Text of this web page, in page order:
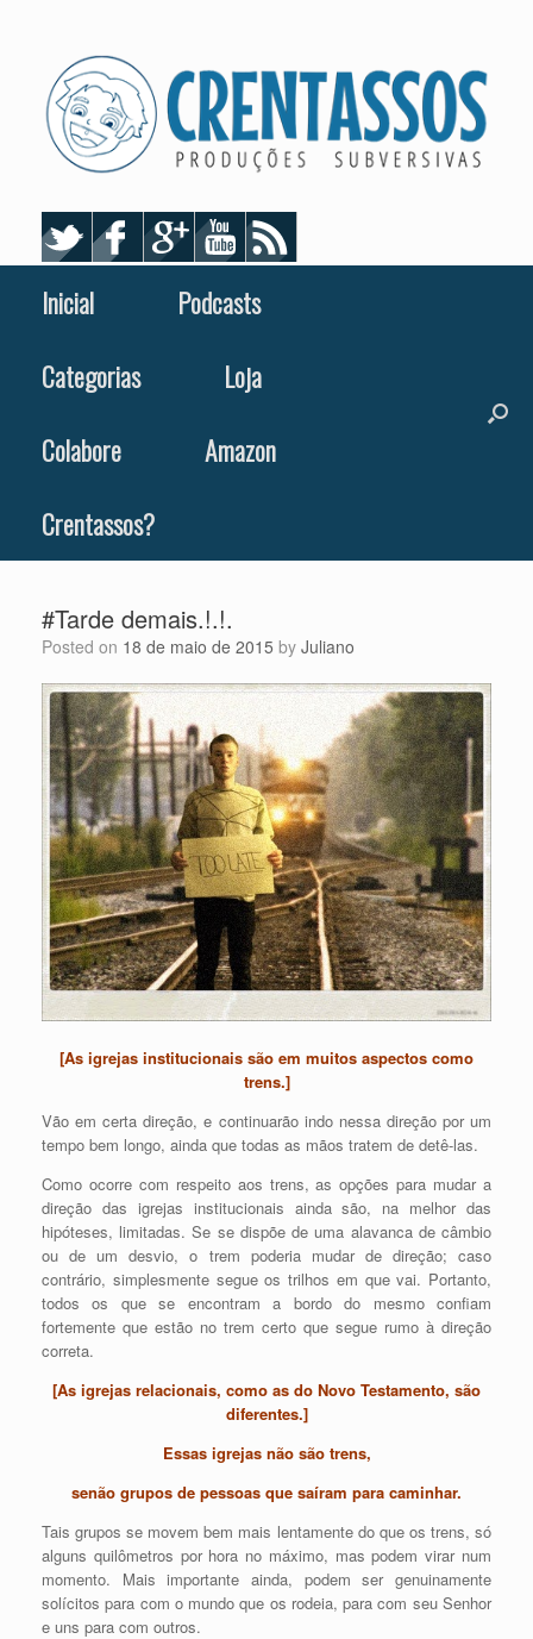
Inicial
Podcasts
Categorias
Loja
Colabore
Amazon
Crentassos?
#Tarde demais.!.!.
Posted on 18 de maio de 2015 by Juliano
[As igrejas institucionais são em muitos aspectos como
trens.]
Vão em certa direção, e continuarão indo nessa direção por um
tempo bem longo, ainda que todas as mãos tratem de detê-las.
Como ocorre com respeito aos trens, as opções para mudar a
direção das igrejas institucionais ainda são, na melhor das
hipóteses, limitadas. Se se dispõe de uma alavanca de câmbio
ou de um desvio, o trem poderia mudar de direção; caso
contrário, simplesmente segue os trilhos em que vai. Portanto,
todos os que se encontram a bordo do mesmo confiam
fortemente que estão no trem certo que segue rumo à direção
correta.
[As igrejas relacionais, como as do Novo Testamento, são
diferentes.]
Essas igrejas não são trens,
senão grupos de pessoas que saíram para caminhar.
Tais grupos se movem bem mais lentamente do que os trens, só
alguns quilômetros por hora no máximo, mas podem virar num
momento. Mais importante ainda, podem ser genuinamente
solícitos para com o mundo que os rodeia, para com seu Senhor
e uns para com outros.